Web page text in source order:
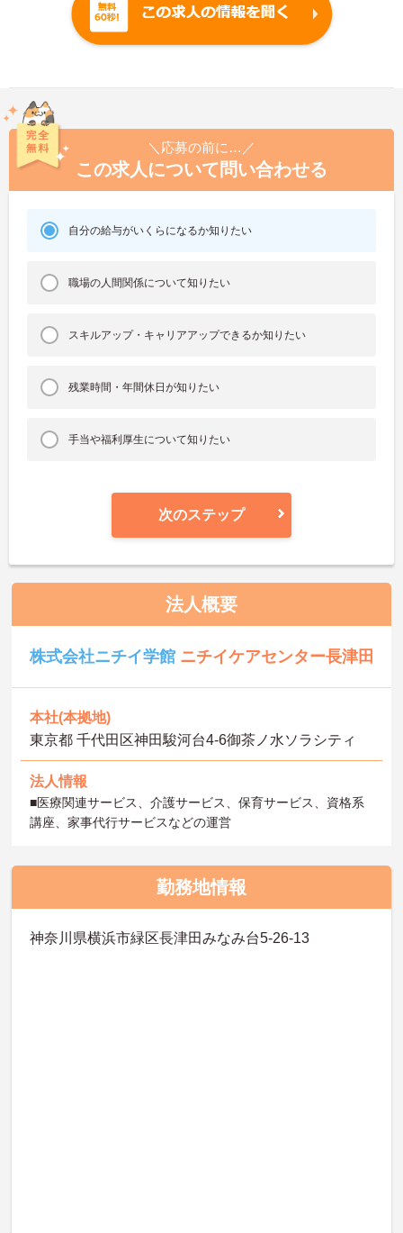
＼応募の前に…／
この求人について問い合わせる
自分の給与がいくらになるか知りたい
職場の人間関係について知りたい
スキルアップ・キャリアアップできるか知りたい
残業時間・年間休日が知りたい
手当や福利厚生について知りたい
次のステップ
法人概要
株式会社ニチイ学館 ニチイケアセンター長津田
本社(本拠地)
東京都 千代田区神田駿河台4-6御茶ノ水ソラシティ
法人情報
■医療関連サービス、介護サービス、保育サービス、資格系
講座、家事代行サービスなどの運営
勤務地情報
神奈川県横浜市緑区長津田みなみ台5-26-13